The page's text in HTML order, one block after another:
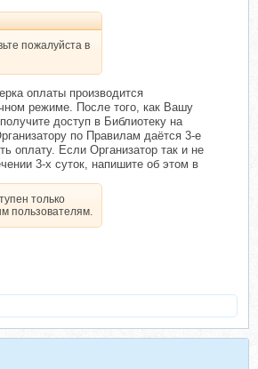
пожалуйста в
оплаты производится
режиме. После того, как Вашу
доступ в Библиотеку на
по Правилам даётся 3-е
оплату. Если Организатор так и не
3-х суток, напишите об этом в
только
пользователям.